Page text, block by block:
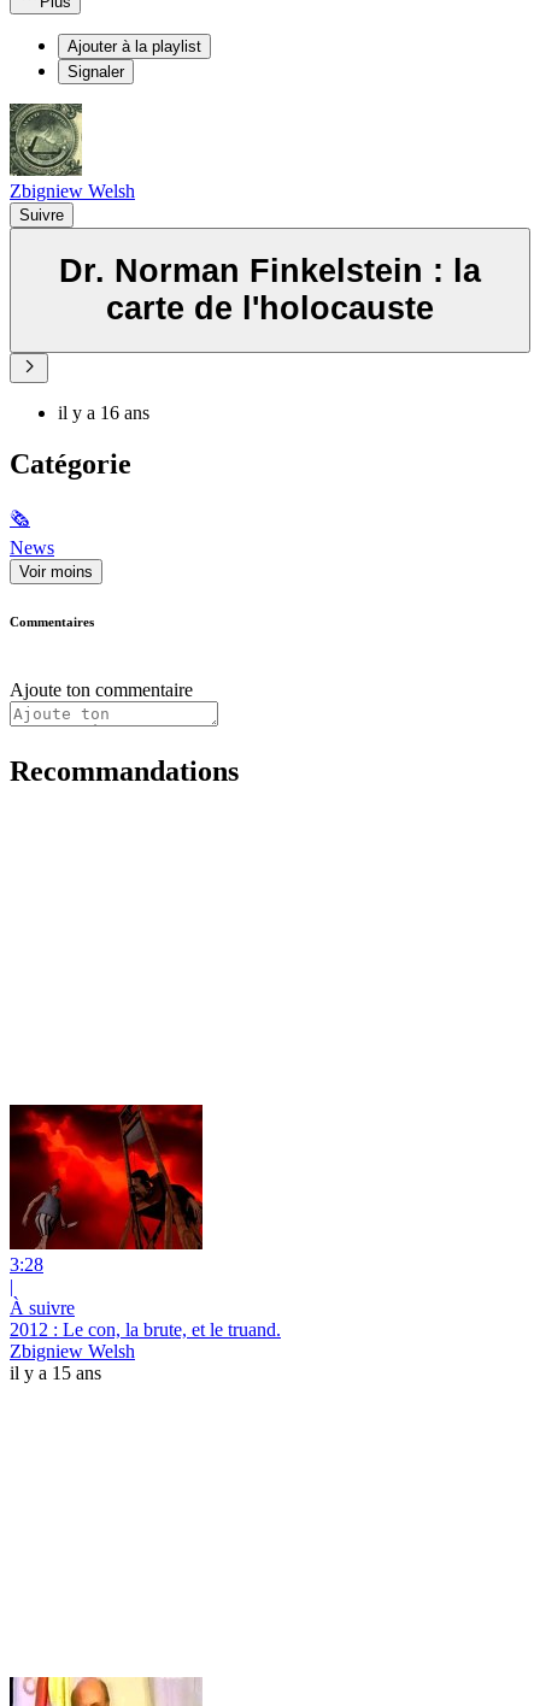
Ajouter à la playlist
Signaler
Zbigniew Welsh
Suivre
Dr. Norman Finkelstein : la
carte de l'holocauste
il y a 16 ans
Catégorie
🗞
News
Voir moins
Commentaires
Ajoute ton commentaire
Recommandations
3:28
|
À suivre
2012 : Le con, la brute, et le truand.
Zbigniew Welsh
il y a 15 ans